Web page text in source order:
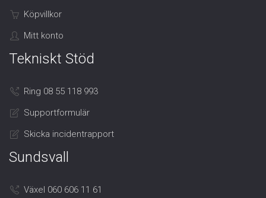
Köpvillkor
Mitt konto
Tekniskt Stöd
Ring 08 55 118 993
Supportformulär
Skicka incidentrapport
Sundsvall
Växel 060 606 11 61